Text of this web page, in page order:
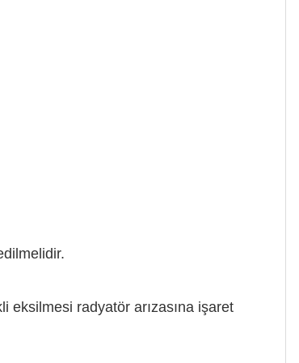
eksilmesi radyatör arızasına işaret